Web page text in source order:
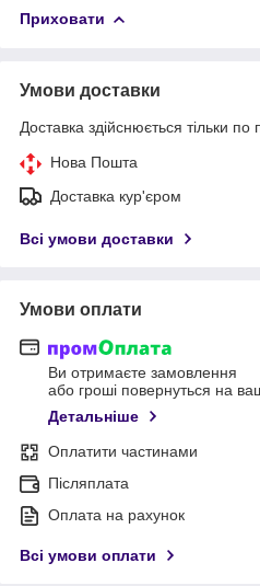
Приховати
Умови доставки
Доставка здійснюється тільки по
Нова Пошта
Доставка кур'єром
Всі умови доставки
Умови оплати
Ви отримаєте замовлення
або гроші повернуться на
Детальніше
Оплатити частинами
Післяплата
Оплата на рахунок
Всі умови оплати